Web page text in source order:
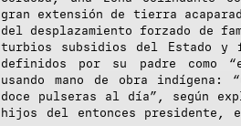
gran extensión de tierra
del desplazamiento forzado de
turbios subsidios del Estado y
definidos por su padre como
usando mano de obra indígena:
doce pulseras al día”, según
hijos del entonces presidente,